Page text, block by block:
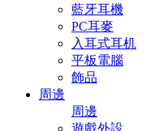
藍牙耳機
PC耳麥
入耳式耳机
平板電腦
飾品
周邊
周邊
遊戲外設